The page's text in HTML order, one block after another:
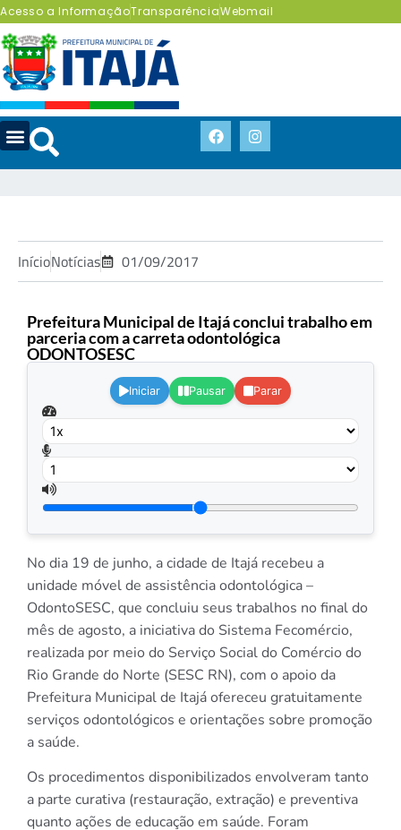
Acesso a InformaçãoTransparênciaWebmail
InícioNotícias 01/09/2017
Prefeitura Municipal de Itajá conclui trabalho em
parceria com a carreta odontológica
ODONTOSESC
Iniciar Pausar Parar
No dia 19 de junho, a cidade de Itajá recebeu a
unidade móvel de assistência odontológica –
OdontoSESC, que concluiu seus trabalhos no final do
mês de agosto, a iniciativa do Sistema Fecomércio,
realizada por meio do Serviço Social do Comércio do
Rio Grande do Norte (SESC RN), com o apoio da
Prefeitura Municipal de Itajá ofereceu gratuitamente
serviços odontológicos e orientações sobre promoção
a saúde.
Os procedimentos disponibilizados envolveram tanto
a parte curativa (restauração, extração) e preventiva
quanto ações de educação em saúde. Foram